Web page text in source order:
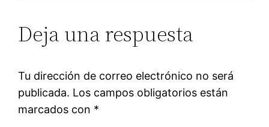
Deja una respuesta
Tu dirección de correo electrónico no será
publicada. Los campos obligatorios están
marcados con *